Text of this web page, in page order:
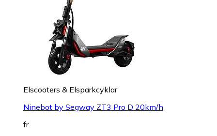
Elscooters & Elsparkcyklar
Ninebot by Segway ZT3 Pro D 20km/h
fr.